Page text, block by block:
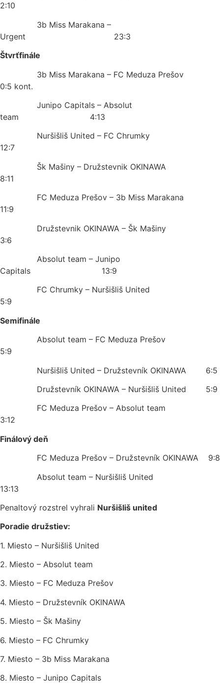
2:10
3b Miss Marakana –
Urgent 23:3
Štvrťfinále
3b Miss Marakana – FC Meduza Prešov
0:5 kont.
Junipo Capitals – Absolut
team 4:13
Nuršišliš United – FC Chrumky
12:7
Šk Mašiny – Družstevnik OKINAWA
8:11
FC Meduza Prešov – 3b Miss Marakana
11:9
Družstevnik OKINAWA – Šk Mašiny
3:6
Absolut team – Junipo
Capitals 13:9
FC Chrumky – Nuršišliš United
5:9
Semifinále
Absolut team – FC Meduza Prešov
5:9
Nuršišliš United – Družstevník OKINAWA 6:5
Družstevník OKINAWA – Nuršišliš United 5:9
FC Meduza Prešov – Absolut team
3:12
Finálový deň
FC Meduza Prešov – Družstevník OKINAWA 9:8
Absolut team – Nuršišliš United
13:13
Penaltový rozstrel vyhrali Nuršišliš united
Poradie družstiev:
1. Miesto – Nuršišliš United
2. Miesto – Absolut team
3. Miesto – FC Meduza Prešov
4. Miesto – Družstevník OKINAWA
5. Miesto – Šk Mašiny
6. Miesto – FC Chrumky
7. Miesto – 3b Miss Marakana
8. Miesto – Junipo Capitals